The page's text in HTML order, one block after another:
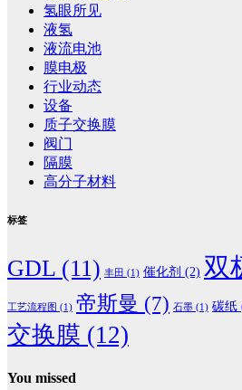
氢眼所见
液氢
液流电池
膜电极
行业动态
设备
质子交换膜
阀门
隔膜
高分子材料
标签
GDL (11) 丰田 (1) 催化剂 (2) 双
工艺流程图 (1) 帝斯曼 (7) 石墨 (1) 碳纸
交换膜 (12)
You missed